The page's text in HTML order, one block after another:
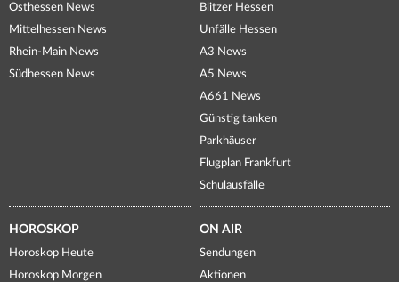
Osthessen News
Mittelhessen News
Rhein-Main News
Südhessen News
Blitzer Hessen
Unfälle Hessen
A3 News
A5 News
A661 News
Günstig tanken
Parkhäuser
Flugplan Frankfurt
Schulausfälle
HOROSKOP
Horoskop Heute
Horoskop Morgen
ON AIR
Sendungen
Aktionen